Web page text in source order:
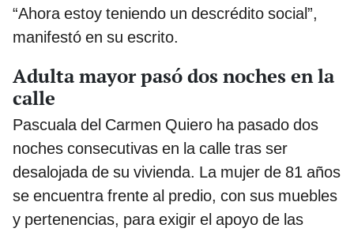
“Ahora estoy teniendo un descrédito social”,
manifestó en su escrito.
Adulta mayor pasó dos noches en la
calle
Pascuala del Carmen Quiero ha pasado dos
noches consecutivas en la calle tras ser
desalojada de su vivienda. La mujer de 81 años
se encuentra frente al predio, con sus muebles
y pertenencias, para exigir el apoyo de las